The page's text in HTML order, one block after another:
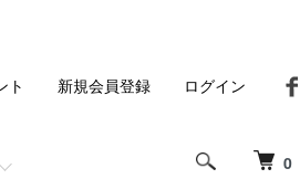
0
ト 新規会員登録 ログイン